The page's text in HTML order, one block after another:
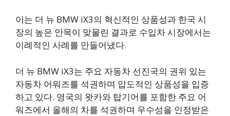
이는 더 뉴 BMW iX3의 혁신적인 상품성과 한국 시
장의 높은 안목이 맞물린 결과로 수입차 시장에서는
이례적인 사례를 만들어냈다.
더 뉴 BMW iX3는 주요 자동차 선진국의 권위 있는
자동차 어워즈를 석권하며 압도적인 상품성을 입증
하고 있다. 영국의 왓카와 탑기어를 포함한 주요 어
워즈에서 올해의 차를 석권하며 우수성을 인정받은